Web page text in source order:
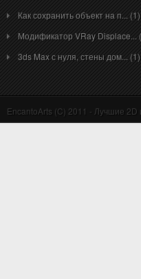
Как сохранить объект на п... (1)
Модификатор VRay Displace...
3ds Max с нуля, стены дом... (1)
EncantoArts (C) 2011 - Лучшие 2D